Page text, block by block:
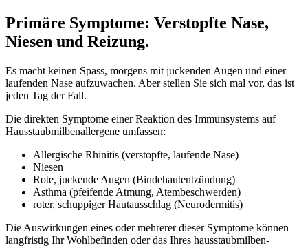
Primäre Symptome: Verstopfte Nase,
Niesen und Reizung.
Es macht keinen Spass, morgens mit juckenden Augen und einer
laufenden Nase aufzuwachen. Aber stellen Sie sich mal vor, das ist
jeden Tag der Fall.
Die direkten Symptome einer Reaktion des Immunsystems auf
Hausstaubmilbenallergene umfassen:
Allergische Rhinitis (verstopfte, laufende Nase)
Niesen
Rote, juckende Augen (Bindehautentzündung)
Asthma (pfeifende Atmung, Atembeschwerden)
roter, schuppiger Hautausschlag (Neurodermitis)
Die Auswirkungen eines oder mehrerer dieser Symptome können
langfristig Ihr Wohlbefinden oder das Ihres hausstaubmilben-